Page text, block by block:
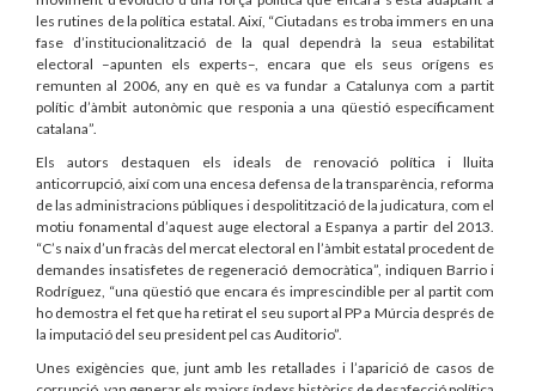
les rutines de la política estatal. Així, “Ciutadans es troba immers en una
fase d’institucionalització de la qual dependrà la seua estabilitat
electoral –apunten els experts–, encara que els seus orígens es
remunten al 2006, any en què es va fundar a Catalunya com a partit
polític d’àmbit autonòmic que responia a una qüestió específicament
catalana”.
Els autors destaquen els ideals de renovació política i lluita
anticorrupció, així com una encesa defensa de la transparència, reforma
de las administracions públiques i despolitització de la judicatura, com el
motiu fonamental d’aquest auge electoral a Espanya a partir del 2013.
“C’s naix d’un fracàs del mercat electoral en l’àmbit estatal procedent de
demandes insatisfetes de regeneració democràtica”, indiquen Barrio i
Rodríguez, “una qüestió que encara és imprescindible per al partit com
ho demostra el fet que ha retirat el seu suport al PP a Múrcia després de
la imputació del seu president pel cas Auditorio”.
Unes exigències que, junt amb les retallades i l’aparició de casos de